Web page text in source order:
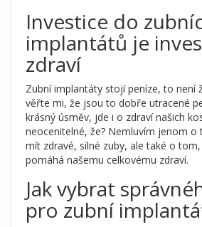
Investice do
implantátů je
zdraví
Zubní implantáty stojí peníze, to není
věřte mi, že jsou to dobře utracené
krásný úsměv, jde i o zdraví našich
neocenitelné, že? Nemluvím jenom
mít zdravé, silné zuby, ale také o
pomáhá našemu celkovému zdraví.
Jak vybrat
pro zubní